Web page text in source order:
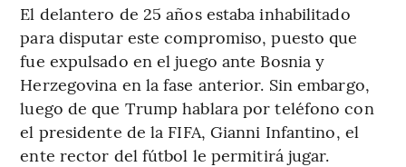
El delantero de 25 años estaba inhabilitado
para disputar este compromiso, puesto que
fue expulsado en el juego ante Bosnia y
Herzegovina en la fase anterior. Sin embargo,
luego de que Trump hablara por teléfono con
el presidente de la FIFA, Gianni Infantino, el
ente rector del fútbol le permitirá jugar.